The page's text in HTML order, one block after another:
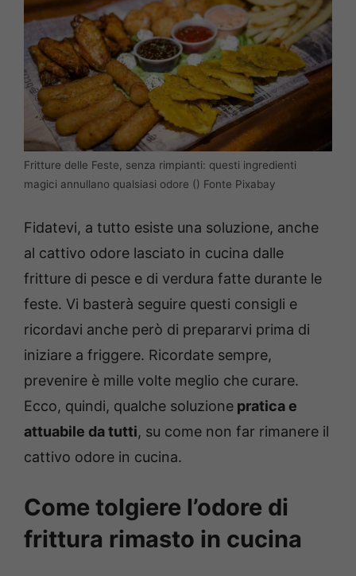
Fritture delle Feste, senza rimpianti: questi ingredienti
magici annullano qualsiasi odore () Fonte Pixabay
Fidatevi, a tutto esiste una soluzione, anche
al cattivo odore lasciato in cucina dalle
fritture di pesce e di verdura fatte durante le
feste. Vi basterà seguire questi consigli e
ricordavi anche però di prepararvi prima di
iniziare a friggere. Ricordate sempre,
prevenire è mille volte meglio che curare.
Ecco, quindi, qualche soluzione pratica e
attuabile da tutti, su come non far rimanere il
cattivo odore in cucina.
Come tolgiere l’odore di
frittura rimasto in cucina